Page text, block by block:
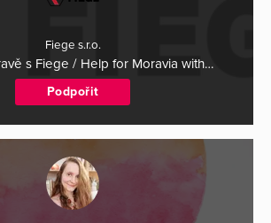
Fiege s.r.o.
s Fiege / Help for Moravia with…
Podpořit